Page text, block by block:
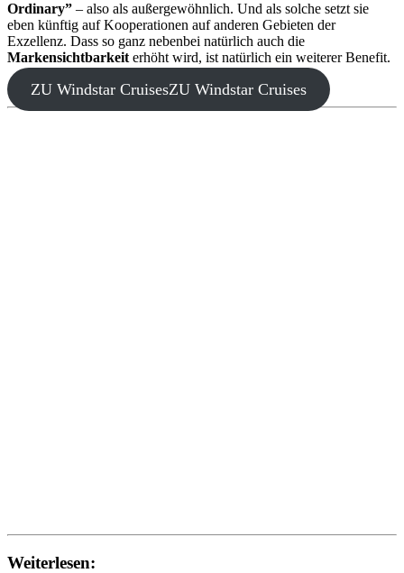
Ordinary” – also als außergewöhnlich. Und als solche setzt sie
eben künftig auf Kooperationen auf anderen Gebieten der
Exzellenz. Dass so ganz nebenbei natürlich auch die
Markensichtbarkeit erhöht wird, ist natürlich ein weiterer Benefit.
ZU Windstar CruisesZU Windstar Cruises
Weiterlesen: